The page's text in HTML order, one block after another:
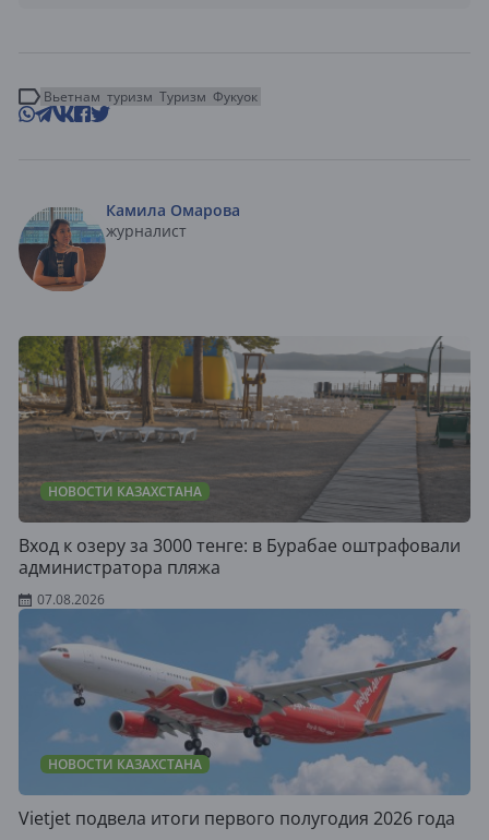
Вьетнам туризм Туризм Фукуок
Камила Омарова
журналист
НОВОСТИ КАЗАХСТАНА
Вход к озеру за 3000 тенге: в Бурабае оштрафовали
администратора пляжа
07.08.2026
НОВОСТИ КАЗАХСТАНА
Vietjet подвела итоги первого полугодия 2026 года